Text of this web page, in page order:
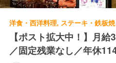
【ポスト拡大中！】月
／固定残業なし／年休